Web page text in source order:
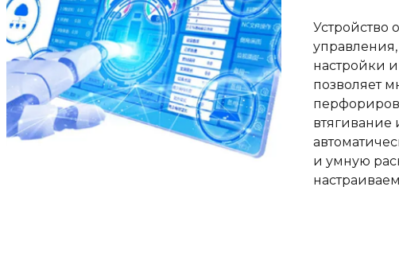
Устройство
настройки
позволяет
втягивание
и умную